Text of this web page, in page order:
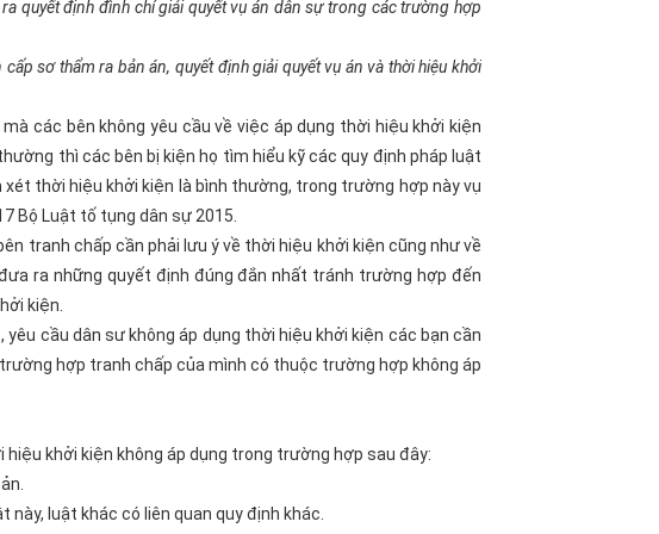
quyết định đình chỉ giải quyết vụ án dân sự trong các trường hợp
sơ thẩm ra bản án, quyết định giải quyết vụ án và thời hiệu khởi
các bên không yêu cầu về việc áp dụng thời hiệu khởi kiện
thì các bên bị kiện họ tìm hiểu kỹ các quy định pháp luật
thời hiệu khởi kiện là bình thường, trong trường hợp này vụ
Bộ Luật tố tụng dân sự 2015.
tranh chấp cần phải lưu ý về thời hiệu khởi kiện cũng như về
ra những quyết định đúng đắn nhất tránh trường hợp đến
kiện.
cầu dân sư không áp dụng thời hiệu khởi kiện các bạn cần
hợp tranh chấp của mình có thuộc trường hợp không áp
khởi kiện không áp dụng trong trường hợp sau đây:
luật khác có liên quan quy định khác.